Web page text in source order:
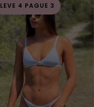
LEVE 4 PAGUE 3